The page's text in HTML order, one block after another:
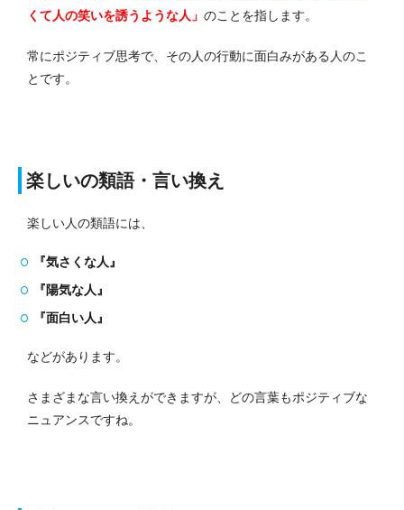
くて人の笑いを誘うような人」 のことを指します。
常にポジティブ思考で、その人の行動に面白みがある人のこ
とです。
楽しいの類語・言い換え
楽しい人の類語には、
『気さくな人』
『陽気な人』
『面白い人』
などがあります。
さまざまな言い換えができますが、どの言葉もポジティブな
ニュアンスですね。